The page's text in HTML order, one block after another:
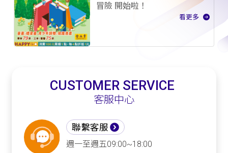
冒險 開始啦！
看更多
CUSTOMER SERVICE
客服中心
聯繫客服
週一至週五09:00~18:00